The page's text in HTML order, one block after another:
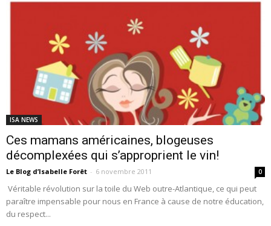
ISA NEWS
Ces mamans américaines, blogeuses
décomplexées qui s’approprient le vin!
Le Blog d’Isabelle Forêt - 6 novembre 2011 0
Véritable révolution sur la toile du Web outre-Atlantique, ce qui peut
paraître impensable pour nous en France à cause de notre éducation,
du respect...